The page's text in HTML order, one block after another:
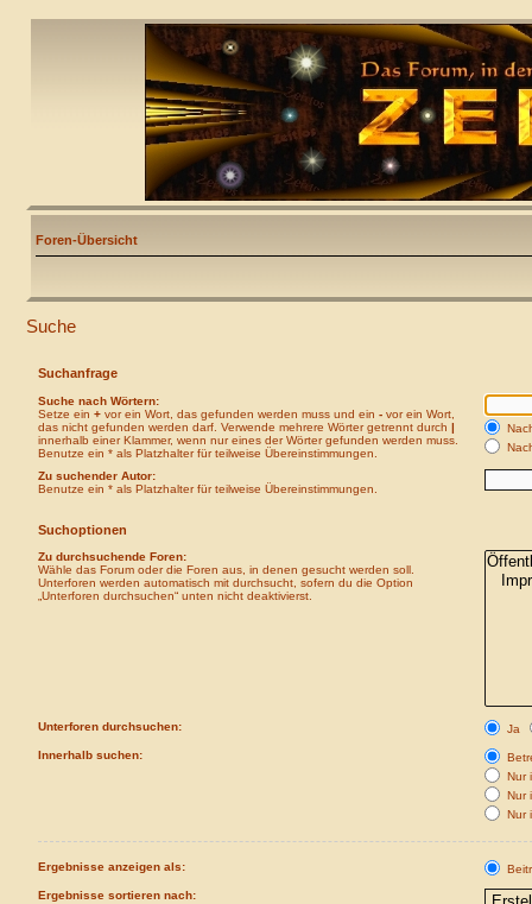
Foren-Übersicht
Suche
Suchanfrage
Suche nach Wörtern:
Setze ein + vor ein Wort, das gefunden werden muss und ein - vor ein Wort,
das nicht gefunden werden darf. Verwende mehrere Wörter getrennt durch |
innerhalb einer Klammer, wenn nur eines der Wörter gefunden werden muss.
Benutze ein * als Platzhalter für teilweise Übereinstimmungen.
Zu suchender Autor:
Benutze ein * als Platzhalter für teilweise Übereinstimmungen.
Suchoptionen
Zu durchsuchende Foren:
Wähle das Forum oder die Foren aus, in denen gesucht werden soll.
Unterforen werden automatisch mit durchsucht, sofern du die Option
„Unterforen durchsuchen“ unten nicht deaktivierst.
Unterforen durchsuchen:
Ja
Innerhalb suchen:
Nur
Nur
Nur
Ergebnisse anzeigen als:
Ergebnisse sortieren nach: